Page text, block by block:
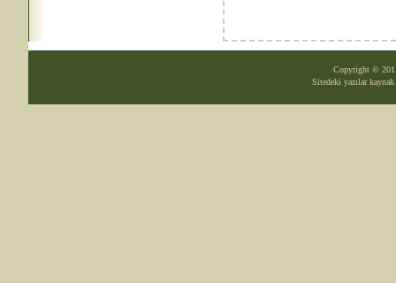
Copyright ©
Sitedeki yazılar